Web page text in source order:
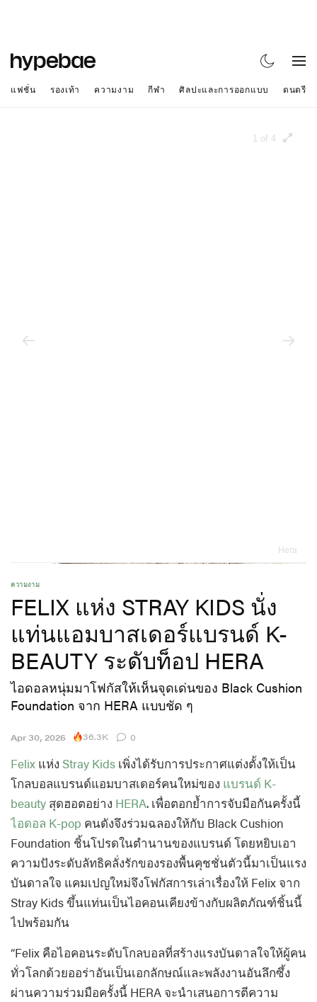
แฟชั่น รองเท้า ความงาม กีฬา ศิลปะและการออกแบบ ดนตรี
1 of 4
Hera
ความงาม
FELIX แห่ง STRAY KIDS นั่ง
แท่นแอมบาสเดอร์แบรนด์ K-
BEAUTY ระดับท็อป HERA
ไอดอลหนุ่มมาโฟกัสให้เห็นจุดเด่นของ Black Cushion
Foundation จาก HERA แบบชัด ๆ
Apr 30, 2026 36.3K 0
Felix แห่ง Stray Kids เพิ่งได้รับการประกาศแต่งตั้งให้เป็น
โกลบอลแบรนด์แอมบาสเดอร์คนใหม่ของ แบรนด์ K-
beauty สุดฮอตอย่าง HERA. เพื่อตอกย้ำการจับมือกันครั้งนี้
ไอดอล K-pop คนดังจึงร่วมฉลองให้กับ Black Cushion
Foundation ชิ้นโปรดในตำนานของแบรนด์ โดยหยิบเอา
ความปังระดับลัทธิคลั่งรักของรองพื้นคุชชั่นตัวนี้มาเป็นแรง
บันดาลใจ แคมเปญใหม่จึงโฟกัสการเล่าเรื่องให้ Felix จาก
Stray Kids ขึ้นแท่นเป็นไอคอนเคียงข้างกับผลิตภัณฑ์ชิ้นนี้
ไปพร้อมกัน
“Felix คือไอคอนระดับโกลบอลที่สร้างแรงบันดาลใจให้ผู้คน
ทั่วโลกด้วยออร่าอันเป็นเอกลักษณ์และพลังงานอันลึกซึ้ง
ผ่านความร่วมมือครั้งนี้ HERA จะนำเสนอการตีความ